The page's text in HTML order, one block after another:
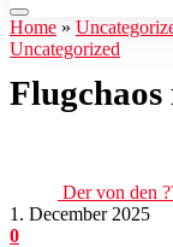
Home »
Uncategorized
Der von den
1. December 2025
0